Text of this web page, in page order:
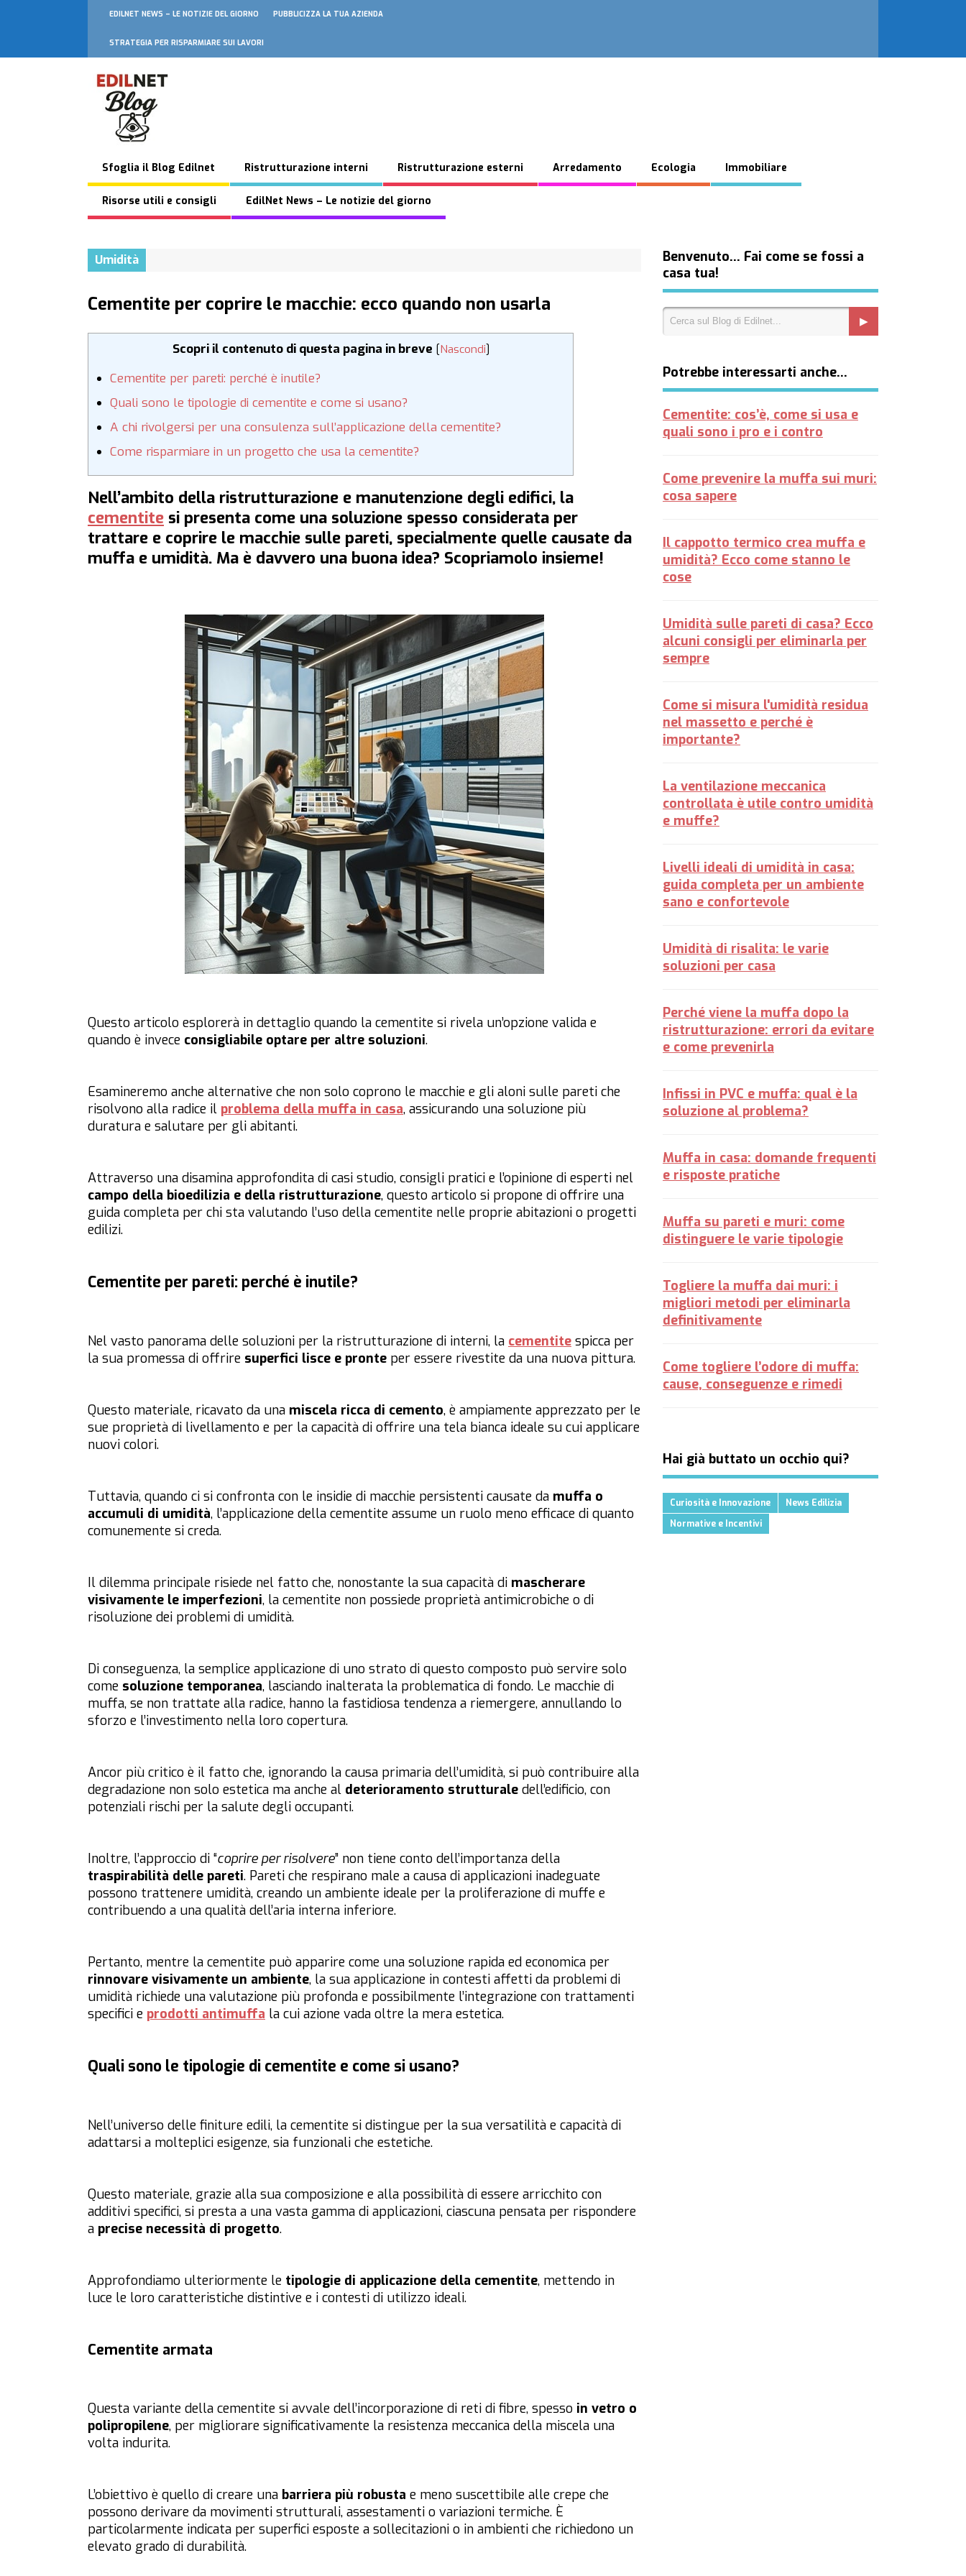
EDILNET NEWS – LE NOTIZIE DEL GIORNO PUBBLICIZZA LA TUA AZIENDA
STRATEGIA PER RISPARMIARE SUI LAVORI
Sfoglia il Blog Edilnet Ristrutturazione interni Ristrutturazione esterni Arredamento Ecologia Immobiliare
Risorse utili e consigli EdilNet News – Le notizie del giorno
Umidità
Cementite per coprire le macchie: ecco quando non usarla
Scopri il contenuto di questa pagina in breve [Nascondi]
Cementite per pareti: perché è inutile?
Quali sono le tipologie di cementite e come si usano?
A chi rivolgersi per una consulenza sull’applicazione della cementite?
Come risparmiare in un progetto che usa la cementite?
Nell’ambito della ristrutturazione e manutenzione degli edifici, la
cementite si presenta come una soluzione spesso considerata per
trattare e coprire le macchie sulle pareti, specialmente quelle causate da
muffa e umidità. Ma è davvero una buona idea? Scopriamolo insieme!
Questo articolo esplorerà in dettaglio quando la cementite si rivela un’opzione valida e
quando è invece consigliabile optare per altre soluzioni.
Esamineremo anche alternative che non solo coprono le macchie e gli aloni sulle pareti che
risolvono alla radice il problema della muffa in casa, assicurando una soluzione più
duratura e salutare per gli abitanti.
Attraverso una disamina approfondita di casi studio, consigli pratici e l’opinione di esperti nel
campo della bioedilizia e della ristrutturazione, questo articolo si propone di offrire una
guida completa per chi sta valutando l’uso della cementite nelle proprie abitazioni o progetti
edilizi.
Cementite per pareti: perché è inutile?
Nel vasto panorama delle soluzioni per la ristrutturazione di interni, la cementite spicca per
la sua promessa di offrire superfici lisce e pronte per essere rivestite da una nuova pittura.
Questo materiale, ricavato da una miscela ricca di cemento, è ampiamente apprezzato per le
sue proprietà di livellamento e per la capacità di offrire una tela bianca ideale su cui applicare
nuovi colori.
Tuttavia, quando ci si confronta con le insidie di macchie persistenti causate da muffa o
accumuli di umidità, l’applicazione della cementite assume un ruolo meno efficace di quanto
comunemente si creda.
Il dilemma principale risiede nel fatto che, nonostante la sua capacità di mascherare
visivamente le imperfezioni, la cementite non possiede proprietà antimicrobiche o di
risoluzione dei problemi di umidità.
Di conseguenza, la semplice applicazione di uno strato di questo composto può servire solo
come soluzione temporanea, lasciando inalterata la problematica di fondo. Le macchie di
muffa, se non trattate alla radice, hanno la fastidiosa tendenza a riemergere, annullando lo
sforzo e l’investimento nella loro copertura.
Ancor più critico è il fatto che, ignorando la causa primaria dell’umidità, si può contribuire alla
degradazione non solo estetica ma anche al deterioramento strutturale dell’edificio, con
potenziali rischi per la salute degli occupanti.
Inoltre, l’approccio di “coprire per risolvere” non tiene conto dell’importanza della
traspirabilità delle pareti. Pareti che respirano male a causa di applicazioni inadeguate
possono trattenere umidità, creando un ambiente ideale per la proliferazione di muffe e
contribuendo a una qualità dell’aria interna inferiore.
Pertanto, mentre la cementite può apparire come una soluzione rapida ed economica per
rinnovare visivamente un ambiente, la sua applicazione in contesti affetti da problemi di
umidità richiede una valutazione più profonda e possibilmente l’integrazione con trattamenti
specifici e prodotti antimuffa la cui azione vada oltre la mera estetica.
Quali sono le tipologie di cementite e come si usano?
Nell’universo delle finiture edili, la cementite si distingue per la sua versatilità e capacità di
adattarsi a molteplici esigenze, sia funzionali che estetiche.
Questo materiale, grazie alla sua composizione e alla possibilità di essere arricchito con
additivi specifici, si presta a una vasta gamma di applicazioni, ciascuna pensata per rispondere
a precise necessità di progetto.
Approfondiamo ulteriormente le tipologie di applicazione della cementite, mettendo in
luce le loro caratteristiche distintive e i contesti di utilizzo ideali.
Cementite armata
Questa variante della cementite si avvale dell’incorporazione di reti di fibre, spesso in vetro o
polipropilene, per migliorare significativamente la resistenza meccanica della miscela una
volta indurita.
L’obiettivo è quello di creare una barriera più robusta e meno suscettibile alle crepe che
possono derivare da movimenti strutturali, assestamenti o variazioni termiche. È
particolarmente indicata per superfici esposte a sollecitazioni o in ambienti che richiedono un
elevato grado di durabilità.
Benvenuto… Fai come se fossi a
casa tua!
Potrebbe interessarti anche…
Cementite: cos’è, come si usa e
quali sono i pro e i contro
Come prevenire la muffa sui muri:
cosa sapere
Il cappotto termico crea muffa e
umidità? Ecco come stanno le
cose
Umidità sulle pareti di casa? Ecco
alcuni consigli per eliminarla per
sempre
Come si misura l'umidità residua
nel massetto e perché è
importante?
La ventilazione meccanica
controllata è utile contro umidità
e muffe?
Livelli ideali di umidità in casa:
guida completa per un ambiente
sano e confortevole
Umidità di risalita: le varie
soluzioni per casa
Perché viene la muffa dopo la
ristrutturazione: errori da evitare
e come prevenirla
Infissi in PVC e muffa: qual è la
soluzione al problema?
Muffa in casa: domande frequenti
e risposte pratiche
Muffa su pareti e muri: come
distinguere le varie tipologie
Togliere la muffa dai muri: i
migliori metodi per eliminarla
definitivamente
Come togliere l’odore di muffa:
cause, conseguenze e rimedi
Hai già buttato un occhio qui?
Curiosità e Innovazione
News Edilizia
Normative e Incentivi